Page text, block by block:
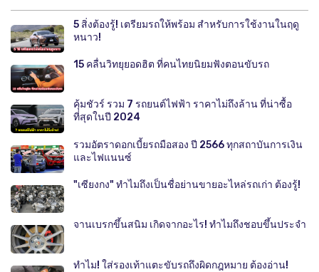
5 สิ่งต้องรู้! เตรียมรถให้พร้อม สำหรับการใช้งานในฤดู
หนาว!
15 คลื่นวิทยุยอดฮิต ที่คนไทยนิยมฟังตอนขับรถ
คุ้มชัวร์ รวม 7 รถยนต์ไฟฟ้า ราคาไม่ถึงล้าน ที่น่าซื้อ
ที่สุดในปี 2024
รวมอัตราดอกเบี้ยรถมือสอง ปี 2566 ทุกสถาบันการเงิน
และไฟแนนซ์
"เซียงกง" ทำไมถึงเป็นชื่อย่านขายอะไหล่รถเก่า ต้องรู้!
จานเบรกขึ้นสนิม เกิดจากอะไร! ทำไมถึงชอบขึ้นประจำ
ทำไม! ใส่รองเท้าแตะขับรถถึงผิดกฎหมาย ต้องอ่าน!